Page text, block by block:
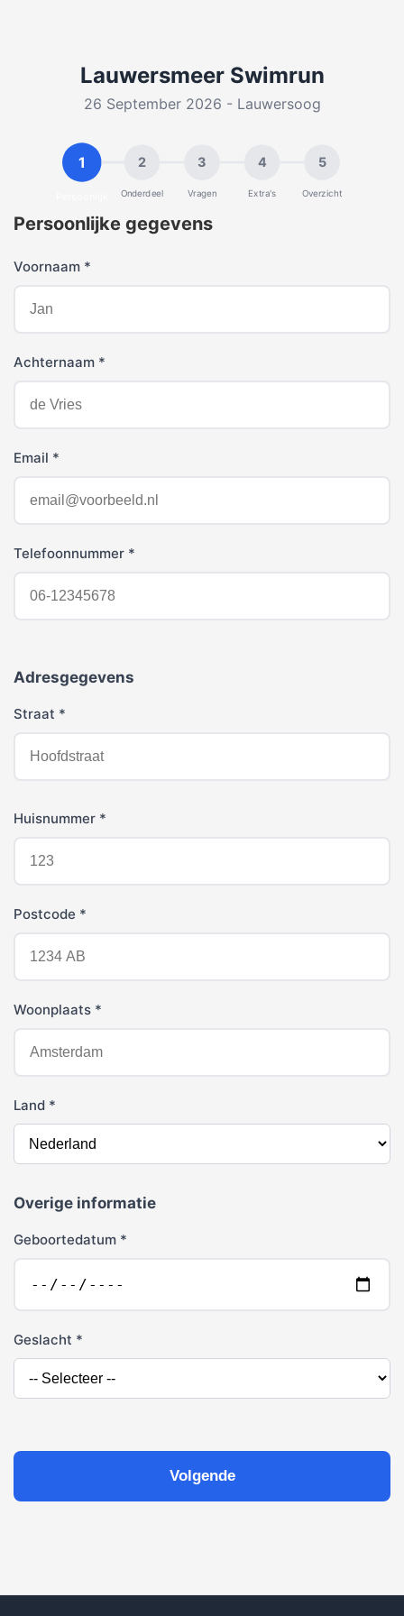
Lauwersmeer Swimrun
26 September 2026 - Lauwersoog
1 2
Onderdeel
3
Vragen
4
Extra's
5
Overzicht
Persoonlijke gegevens
Voornaam *
Achternaam *
Email *
Telefoonnummer *
Adresgegevens
Straat *
Huisnummer *
Postcode *
Woonplaats *
Land *
Overige informatie
Geboortedatum *
Geslacht *
Volgende